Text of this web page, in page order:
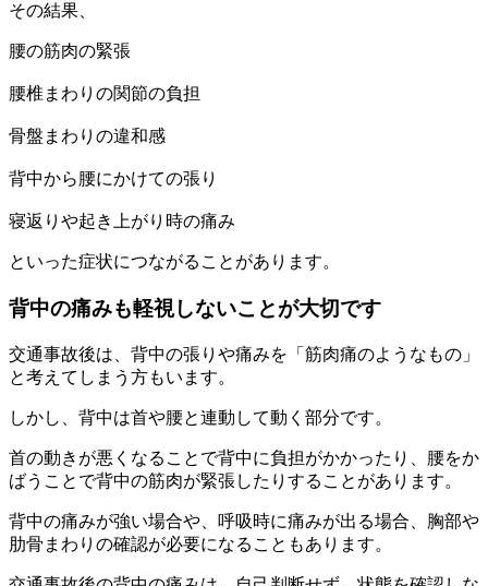
その結果、
腰の筋肉の緊張
腰椎まわりの関節の負担
骨盤まわりの違和感
背中から腰にかけての張り
寝返りや起き上がり時の痛み
といった症状につながることがあります。
背中の痛みも軽視しないことが大切です
交通事故後は、背中の張りや痛みを「筋肉痛のようなもの」
と考えてしまう方もいます。
しかし、背中は首や腰と連動して動く部分です。
首の動きが悪くなることで背中に負担がかかったり、腰をか
ばうことで背中の筋肉が緊張したりすることがあります。
背中の痛みが強い場合や、呼吸時に痛みが出る場合、胸部や
肋骨まわりの確認が必要になることもあります。